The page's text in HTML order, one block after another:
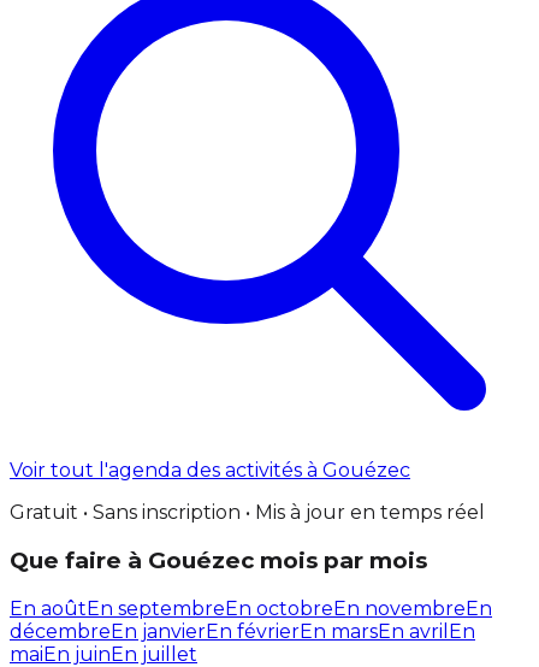
Voir tout l'agenda des activités à Gouézec
Gratuit • Sans inscription • Mis à jour en temps réel
Que faire à Gouézec mois par mois
En aoûtEn septembreEn octobreEn novembreEn
décembreEn janvierEn févrierEn marsEn avril En
maiEn juinEn juillet